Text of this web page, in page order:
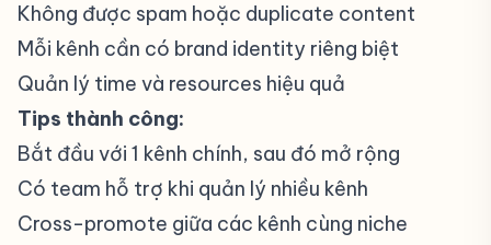
Không được spam hoặc duplicate content
Mỗi kênh cần có brand identity riêng biệt
Quản lý time và resources hiệu quả
Tips thành công:
Bắt đầu với 1 kênh chính, sau đó mở rộng
Có team hỗ trợ khi quản lý nhiều kênh
Cross-promote giữa các kênh cùng niche